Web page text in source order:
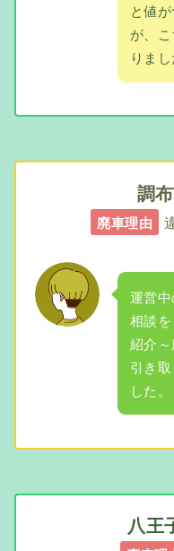
と値
が、
りまし
調
廃車理由
運営
相談
紹介
引き
した。
八王